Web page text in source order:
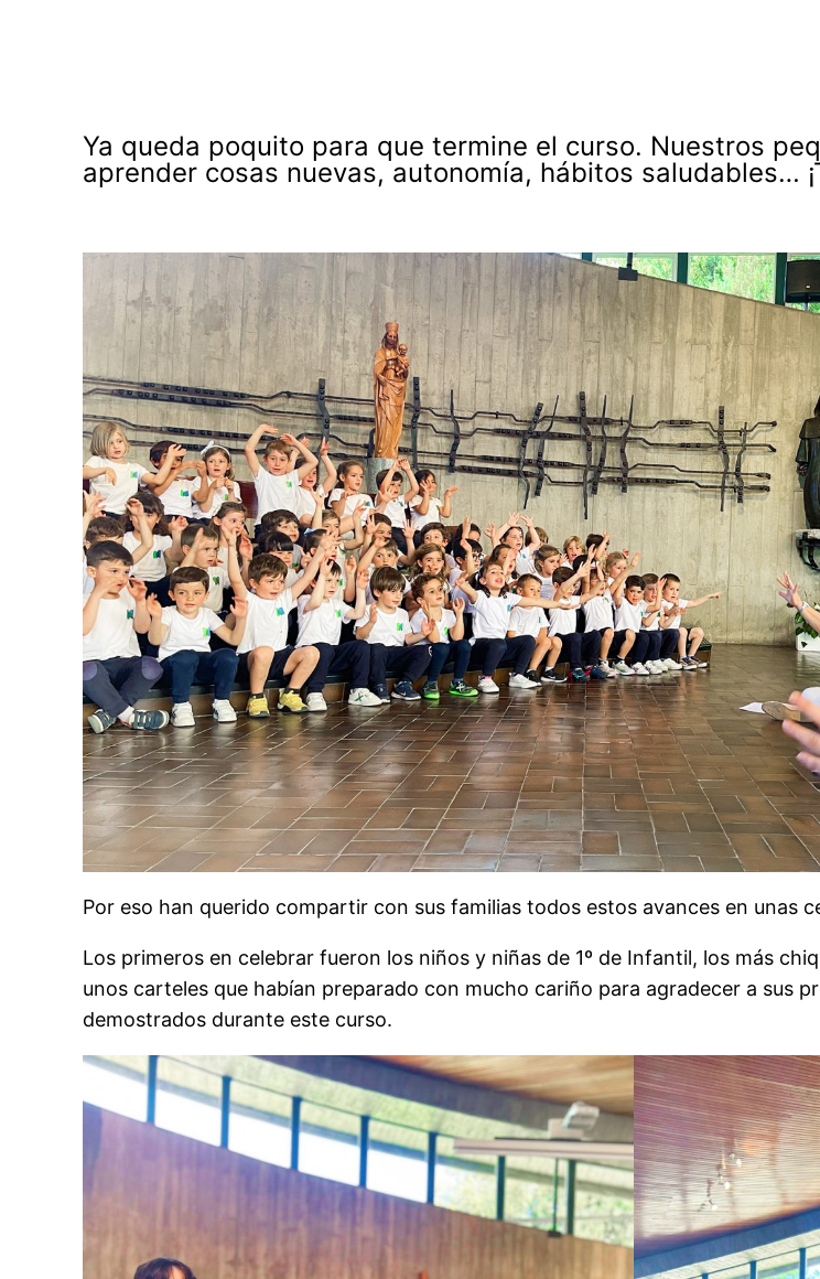
Ya queda poquito para que termine el curso. Nuestros
aprender cosas nuevas, autonomía, hábitos saludables…
Por eso han querido compartir con sus familias todos estos avances en unas
Los primeros en celebrar fueron los niños y niñas de 1º de Infantil, los más
unos carteles que habían preparado con mucho cariño para agradecer a sus
demostrados durante este curso.